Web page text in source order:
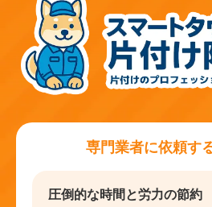
専門業者に依頼す
圧倒的な時間と労力の節約